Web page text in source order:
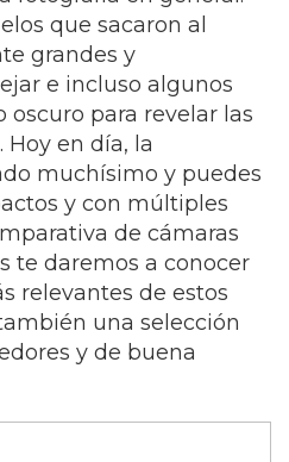
que sacaron al
grandes y
e incluso algunos
para revelar las
en día, la
muchísimo y puedes
y con múltiples
de cámaras
te daremos a conocer
relevantes de estos
una selección
y de buena